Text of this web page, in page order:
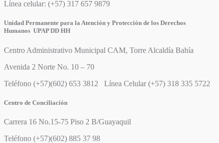
Línea celular: (+57) 317 657 9879
Unidad Permanente para la Atención y Protección de los Derechos
Humanos UPAP DD HH
Centro Administrativo Municipal CAM, Torre Alcaldía Bahía
Avenida 2 Norte No. 10 – 70
Teléfono (+57)(602) 653 3812 Línea Celular (+57) 318 335 5722
Centro de Conciliación
Carrera 16 No.15-75 Piso 2 B/Guayaquil
Teléfono (+57)(602) 885 37 98